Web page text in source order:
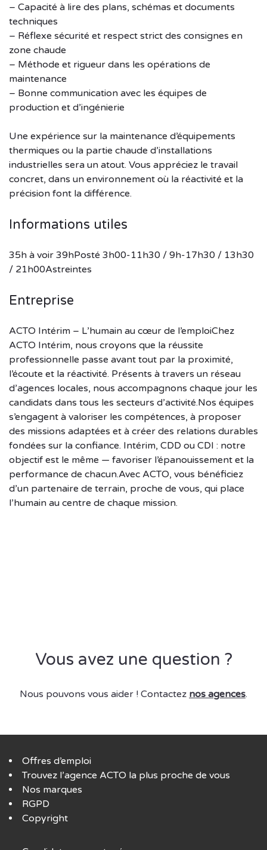
– Capacité à lire des plans, schémas et documents
techniques
– Réflexe sécurité et respect strict des consignes en
zone chaude
– Méthode et rigueur dans les opérations de
maintenance
– Bonne communication avec les équipes de
production et d’ingénierie
Une expérience sur la maintenance d’équipements
thermiques ou la partie chaude d’installations
industrielles sera un atout. Vous appréciez le travail
concret, dans un environnement où la réactivité et la
précision font la différence.
Informations utiles
35h à voir 39hPosté 3h00-11h30 / 9h-17h30 / 13h30
/ 21h00Astreintes
Entreprise
ACTO Intérim – L’humain au cœur de l’emploiChez
ACTO Intérim, nous croyons que la réussite
professionnelle passe avant tout par la proximité,
l’écoute et la réactivité. Présents à travers un réseau
d’agences locales, nous accompagnons chaque jour les
candidats dans tous les secteurs d’activité.Nos équipes
s’engagent à valoriser les compétences, à proposer
des missions adaptées et à créer des relations durables
fondées sur la confiance. Intérim, CDD ou CDI : notre
objectif est le même — favoriser l’épanouissement et la
performance de chacun.Avec ACTO, vous bénéficiez
d’un partenaire de terrain, proche de vous, qui place
l’humain au centre de chaque mission.
Vous avez une question ?
Nous pouvons vous aider ! Contactez nos agences.
Offres d’emploi
Trouvez l’agence ACTO la plus proche de vous
Nos marques
RGPD
Copyright